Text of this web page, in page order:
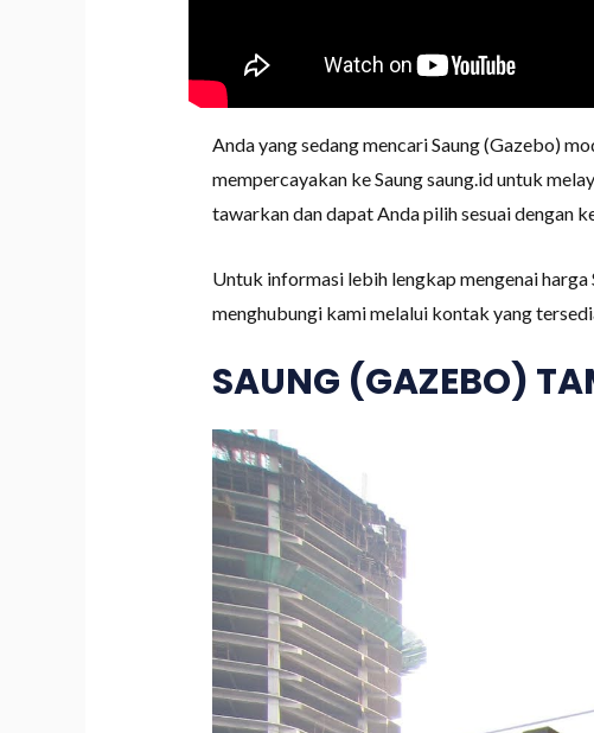
Anda yang sedang mencari Saung (Gazebo)
mempercayakan ke Saung saung.id untuk
tawarkan dan dapat Anda pilih sesuai dengan
Untuk informasi lebih lengkap mengenai harga
menghubungi kami melalui kontak yang
SAUNG (GAZEBO)